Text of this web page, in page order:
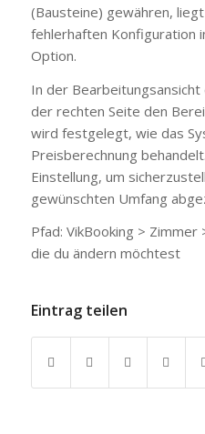
(Bausteine) gewähren,
fehlerhaften Konfiguration
Option.
In der
der rechten Seite den
wird festgelegt, wie das
Preisberechnung
Einstellung, um
gewünschten Umfang
Pfad: VikBooking >
die du ändern möchtest
Eintrag teilen